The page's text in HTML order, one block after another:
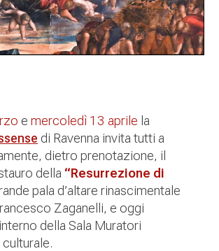
e mercoledì 13 aprile la
di Ravenna invita tutti a
dietro prenotazione, il
della “Resurrezione di
pala d’altare rinascimentale
Zaganelli, e oggi
della Sala Muratori